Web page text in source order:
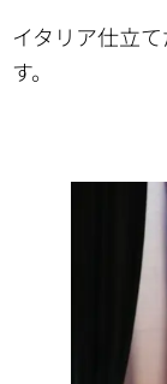
イタリア仕立
す。